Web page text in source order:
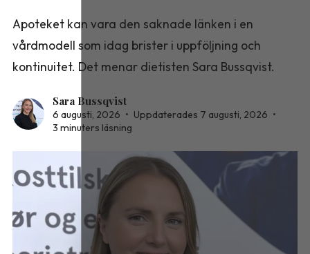
Apoteket kan vara den saknade länken i en
vårdmodell som idag brister i uppföljning och
kontinuitet. Det menar dietisten Sara Bussqvist.
Sara Bussqvist
6 augusti, 2026 • Uppdaterades 7 augusti, 2026 •
3 minuters läsning